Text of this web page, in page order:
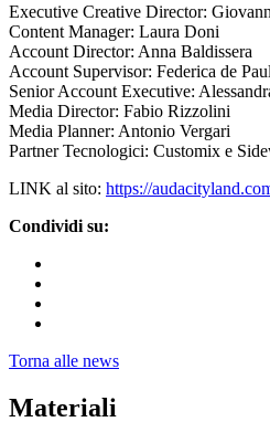
Executive Creative Director:
Content Manager: Laura Doni
Account Director: Anna Baldissera
Account Supervisor: Federica de
Senior Account Executive:
Media Director: Fabio Rizzolini
Media Planner: Antonio Vergari
Partner Tecnologici: Customix e
LINK al sito: https://
Condividi su:
Torna alle news
Materiali